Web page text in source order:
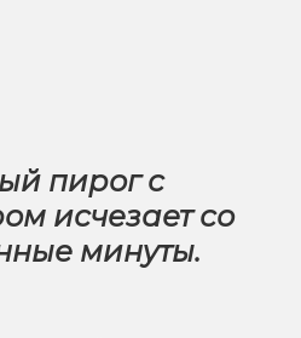
пирог с
исчезает со
минуты.